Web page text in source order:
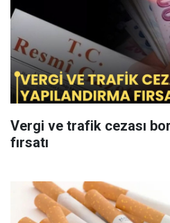
Vergi ve trafik cezası
fırsatı